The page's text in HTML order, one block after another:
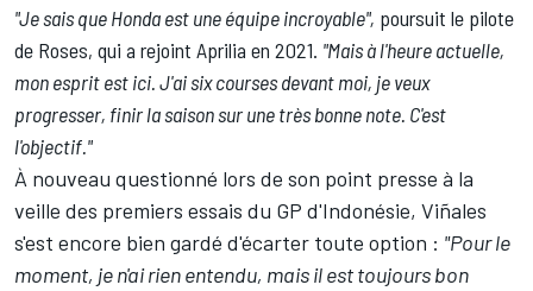
"Je sais que Honda est une équipe incroyable", poursuit le pilote
de Roses, qui a rejoint Aprilia en 2021. "Mais à l'heure actuelle,
mon esprit est ici. J'ai six courses devant moi, je veux
progresser, finir la saison sur une très bonne note. C'est
l'objectif."
À nouveau questionné lors de son point presse à la
veille des premiers essais du GP d'Indonésie, Viñales
s'est encore bien gardé d'écarter toute option : "Pour le
moment, je n'ai rien entendu, mais il est toujours bon